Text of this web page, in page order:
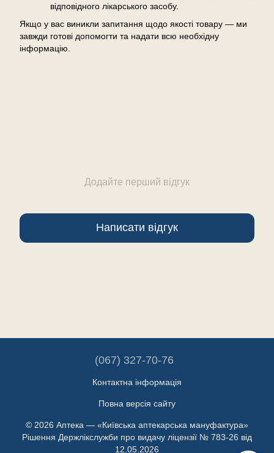
відповідного лікарського засобу.
Якщо у вас виникли запитання щодо якості товару — ми
завжди готові допомогти та надати всю необхідну
інформацію.
Додайте перший відгук
Написати відгук
(067) 327-70-76
Контактна інформація
Повна версія сайту
© 2026 Аптека — «Київська аптекарська мануфактура»
Рішення Держлікслужби про видачу ліцензії № 783-26 від
12.05.2026